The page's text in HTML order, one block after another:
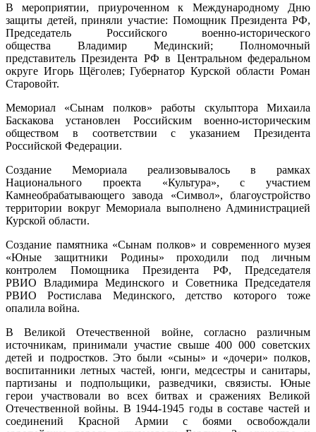
В мероприятии, приуроченном к Международному Дню
защиты детей, приняли участие: Помощник Президента РФ,
Председатель Российского военно-исторического
общества Владимир Мединский; Полномочный
представитель Президента РФ в Центральном федеральном
округе Игорь Щёголев; Губернатор Курской области Роман
Старовойт.
Мемориал «Сынам полков» работы скульптора Михаила
Баскакова установлен Российским военно-историческим
обществом в соответствии с указанием Президента
Российской Федерации.
Создание Мемориала реализовывалось в рамках
Национального проекта «Культура», с участием
Камнеобрабатывающего завода «Символ», благоустройство
территории вокруг Мемориала выполнено Администрацией
Курской области.
Создание памятника «Сынам полков» и современного музея
«Юные защитники Родины» проходили под личным
контролем Помощника Президента РФ, Председателя
РВИО Владимира Мединского и Советника Председателя
РВИО Ростислава Мединского, детство которого тоже
опалила война.
В Великой Отечественной войне, согласно различным
источникам, принимали участие свыше 400 000 советских
детей и подростков. Это были «сыны» и «дочери» полков,
воспитанники летных частей, юнги, медсестры и санитары,
партизаны и подпольщики, разведчики, связисты. Юные
герои участвовали во всех битвах и сражениях Великой
Отечественной войны. В 1944-1945 годы в составе частей и
соединений Красной Армии с боями освобождали